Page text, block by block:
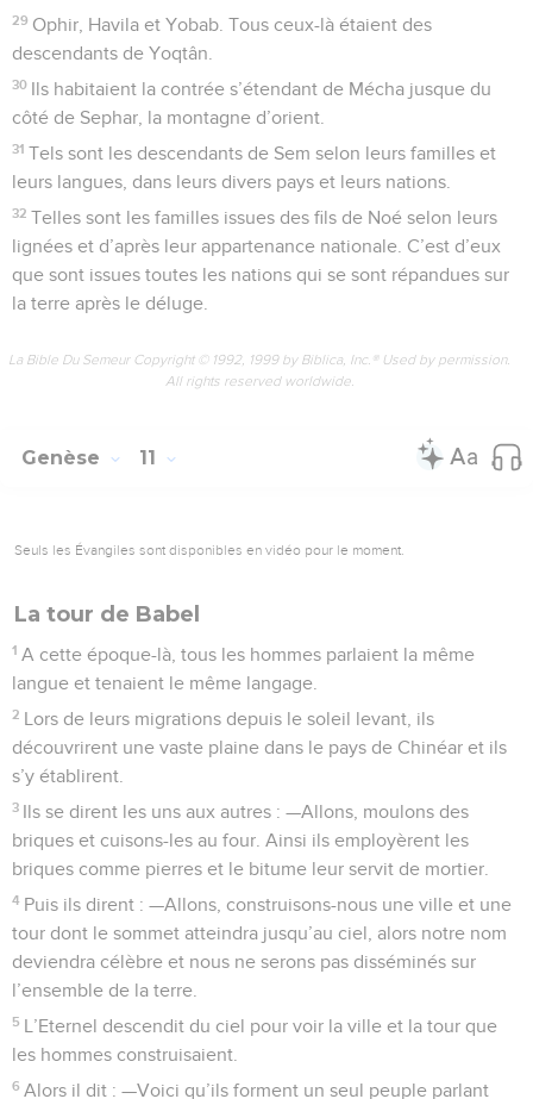
29 Ophir, Havila et Yobab. Tous ceux-là étaient des
descendants de Yoqtân.
30 Ils habitaient la contrée s’étendant de Mécha jusque du
côté de Sephar, la montagne d’orient.
31 Tels sont les descendants de Sem selon leurs familles et
leurs langues, dans leurs divers pays et leurs nations.
32 Telles sont les familles issues des fils de Noé selon leurs
lignées et d’après leur appartenance nationale. C’est d’eux
que sont issues toutes les nations qui se sont répandues sur
la terre après le déluge.
La Bible Du Semeur Copyright © 1992, 1999 by Biblica, Inc.® Used by permission.
All rights reserved worldwide.
Genèse 11
Seuls les Évangiles sont disponibles en vidéo pour le moment.
La tour de Babel
1 A cette époque-là, tous les hommes parlaient la même
langue et tenaient le même langage.
2 Lors de leurs migrations depuis le soleil levant, ils
découvrirent une vaste plaine dans le pays de Chinéar et ils
s’y établirent.
3 Ils se dirent les uns aux autres : —Allons, moulons des
briques et cuisons-les au four. Ainsi ils employèrent les
briques comme pierres et le bitume leur servit de mortier.
4 Puis ils dirent : —Allons, construisons-nous une ville et une
tour dont le sommet atteindra jusqu’au ciel, alors notre nom
deviendra célèbre et nous ne serons pas disséminés sur
l’ensemble de la terre.
5 L’Eternel descendit du ciel pour voir la ville et la tour que
les hommes construisaient.
6 Alors il dit : —Voici qu’ils forment un seul peuple parlant